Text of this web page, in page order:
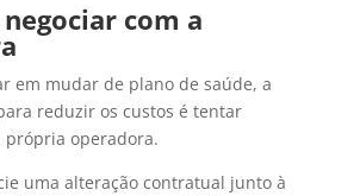
com a
em mudar de plano de saúde, a
reduzir os custos é tentar
própria operadora.
uma alteração contratual junto à